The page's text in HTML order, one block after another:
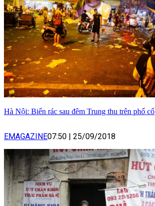
Hà Nội: Biển rác sau đêm Trung thu trên phố cổ
EMAGAZINE07:50 | 25/09/2018